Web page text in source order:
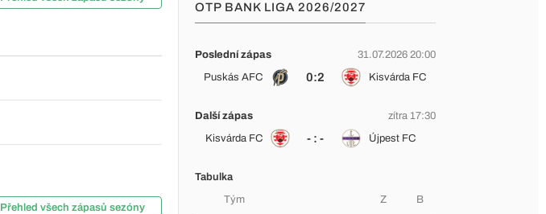
Přehled všech zápasů sezóny
OTP BANK LIGA 2026/2027
Poslední zápas
31.07.2026 20:00
Puskás AFC
0:2 Kisvárda FC
Další zápas
zítra 17:30
Kisvárda FC
- : - Újpest FC
Tabulka
Tým
Z B